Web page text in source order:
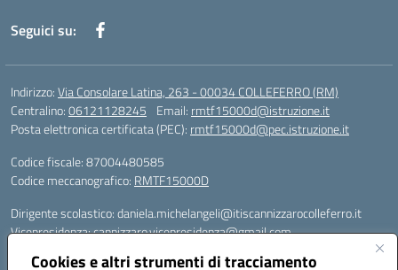
Cookies e altri strumenti di tracciamento
Seguici su:
Indirizzo:Via Consolare Latina, 263 - 00034 COLLEFERRO (RM)
Centralino:06121128245 Email: rmtf15000d@istruzione.it
Posta elettronica certificata (PEC): rmtf15000d@pec.istruzione.it
Codice fiscale: 87004480585
Codice meccanografico: RMTF15000D
Dirigente scolastico: daniela.michelangeli@itiscannizzarocolleferro.it
Vicepresidenza: cannizzaro.vicepresidenza@gmail.com